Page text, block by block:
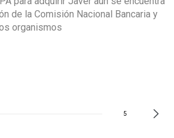
de la Comisión Nacional Bancaria y
organismos
5